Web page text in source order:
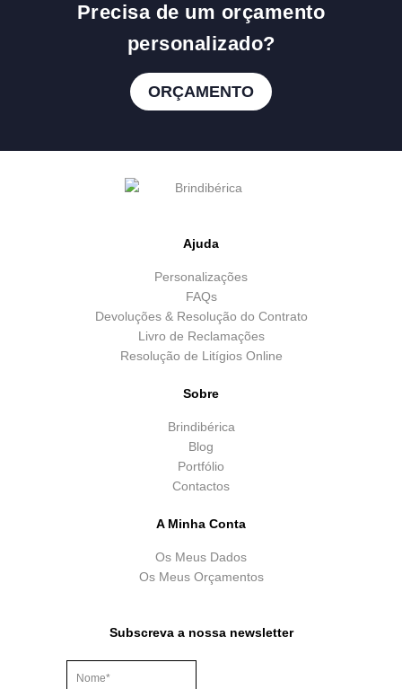
Precisa de um orçamento
personalizado?
ORÇAMENTO
Ajuda
Personalizações
FAQs
Devoluções & Resolução do Contrato
Livro de Reclamações
Resolução de Litígios Online
Sobre
Brindibérica
Blog
Portfólio
Contactos
A Minha Conta
Os Meus Dados
Os Meus Orçamentos
Subscreva a nossa newsletter